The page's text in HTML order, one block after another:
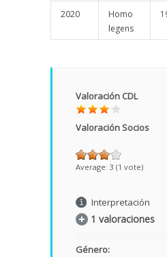
2020
Homo
legens
Valoración CDL
Valoración Socios
Average: 3 (1 vote)
Interpretación
1 valoraciones
Género: